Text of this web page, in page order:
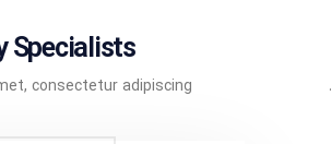
Specialists
consectetur adipiscing.